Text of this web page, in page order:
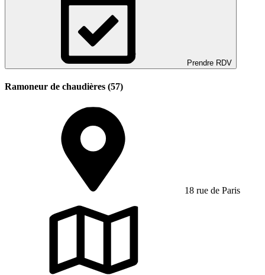
Prendre RDV
Ramoneur de chaudières (57)
18 rue de Paris